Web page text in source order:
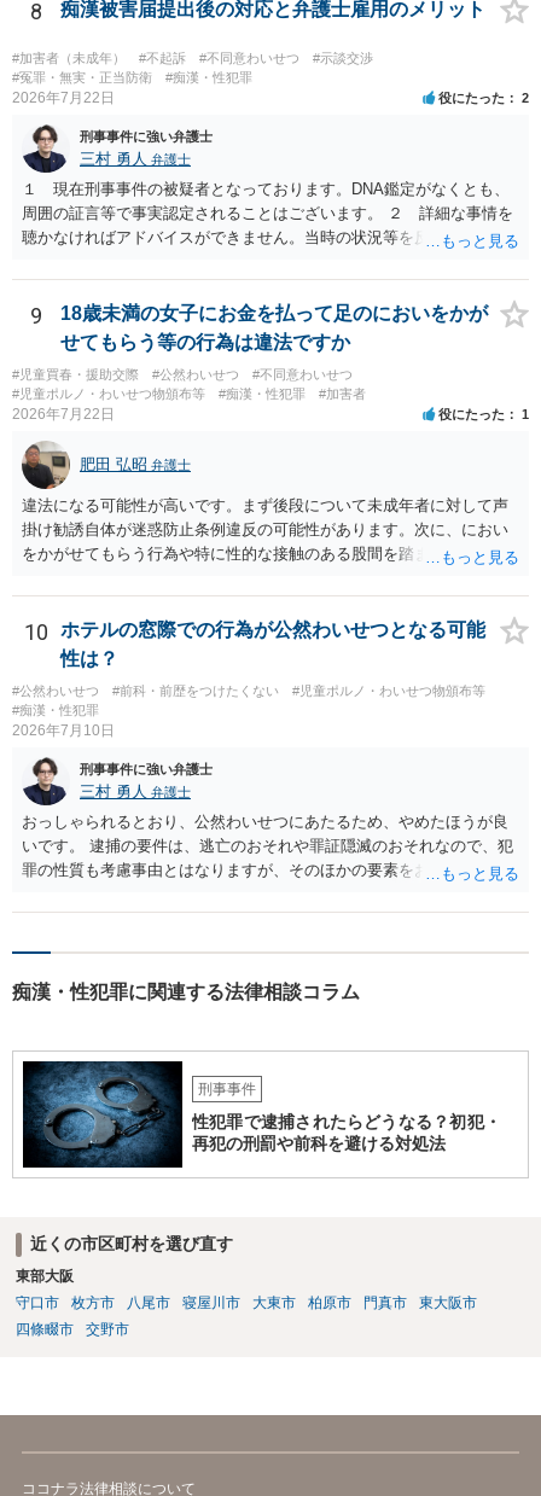
意ください。 より詳細について、お聞きになりたい場合、最寄りの法
8 痴漢被害届提出後の対応と弁護士雇用のメリット
#加害者（未成年） #不起訴 #不同意わいせつ
#示談交渉
#冤罪・無実・正当防衛
#痴漢・性犯罪
2026年7月22日 役にたった 2
刑事事件に強い弁護士
三村 勇人 弁護士
１ 現在刑事事件の被疑者となっております。DNA鑑定がなくとも、
周囲の証言等で事実認定されることはございます。 ２ 詳細な事情を
聴かなければアドバイスができません。当時の状況等を反論していく
ず、当事者で解決した事例を知りません。依頼しない理由がないかと
思います。
9
18歳未満の女子にお金を払って足のにおいをかが
せてもらう等の行為は違法ですか
#児童買春・援助交際 #公然わいせつ
#不同意わいせつ
#児童ポルノ・わいせつ物頒布等
#痴漢・性犯罪 #加害者
2026年7月22日 役にたった 1
肥田 弘昭 弁護士
違法になる可能性が高いです。まず後段について未成年者に対して声
掛け勧誘自体が迷惑防止条例違反の可能性があります。次に、におい
をかがせてもらう行為や特に性的な接触のある股間を踏ませる行為
条例違反などに該当する可能性が高いです。ご参考にしてください。
10
ホテルの窓際での行為が公然わいせつとなる可能
性は？
#公然わいせつ #前科・前歴をつけたくない
#児童ポルノ・わいせつ物頒布等
#痴漢・性犯罪
2026年7月10日
刑事事件に強い弁護士
三村 勇人 弁護士
おっしゃられるとおり、公然わいせつにあたるため、やめたほうが良
いです。 逮捕の要件は、逃亡のおそれや罪証隠滅のおそれなので、犯
罪の性質も考慮事由とはなりますが、そのほかの要素をお聞きしなけ
痴漢・性犯罪に関連する法律相談コラム
刑事事件
性犯罪で逮捕されたらどうなる？初犯・
再犯の刑罰や前科を避ける対処法
近くの市区町村を選び直す
東部大阪
守口市
枚方市 八尾市 寝屋川市 大東市 柏原市 門真市
東大阪市
四條畷市
交野市
ココナラ法律相談について